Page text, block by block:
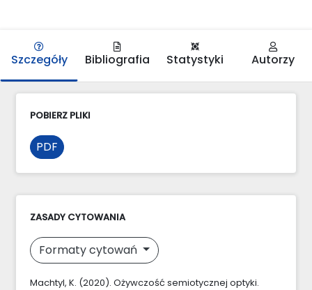
Szczegóły Bibliografia Statystyki Autorzy
POBIERZ PLIKI
PDF
ZASADY CYTOWANIA
Formaty cytowań
Machtyl, K. (2020). Ożywczość semiotycznej optyki.